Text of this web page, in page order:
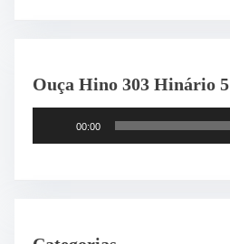
Ouça Hino 303 Hinário 5
00:00